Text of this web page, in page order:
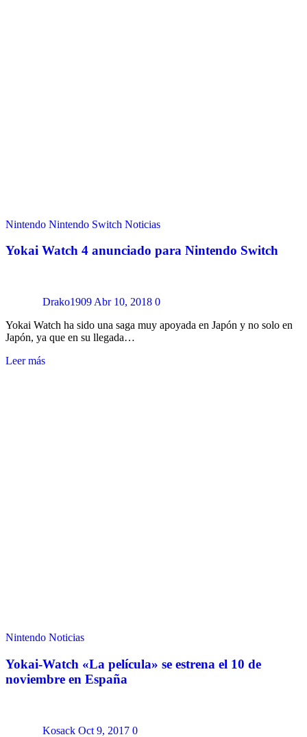
Nintendo Nintendo Switch Noticias
Yokai Watch 4 anunciado para Nintendo Switch
Drako1909 Abr 10, 2018 0
Yokai Watch ha sido una saga muy apoyada en Japón y no solo en
Japón, ya que en su llegada…
Leer más
Nintendo Noticias
Yokai-Watch «La película» se estrena el 10 de
noviembre en España
Kosack Oct 9, 2017 0